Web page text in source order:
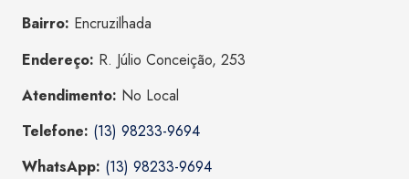
Bairro: Encruzilhada
Endereço: R. Júlio Conceição, 253
Atendimento: No Local
Telefone: (13) 98233-9694
WhatsApp: (13) 98233-9694